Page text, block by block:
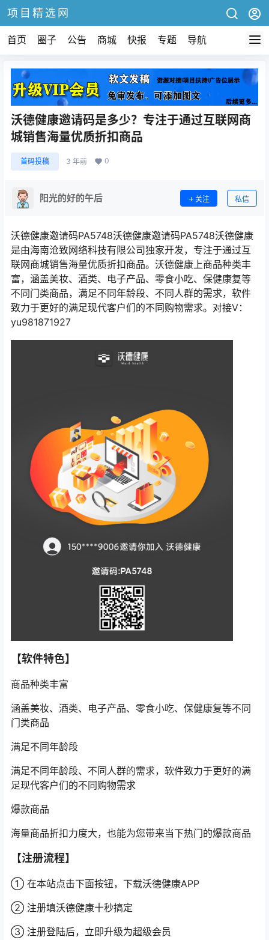
项目精选网
首页 圈子 公告 商城 快报 专题 导航
沃德健康邀请码是多少？专注于通过互联网商
城销售海量优质折扣商品
首码投稿 3 年前 0
阳光的好的午后 关注 私信
沃德健康邀请码PA5748沃德健康邀请码PA5748沃德健康
是由海南沧致网络科技有限公司独家开发，专注于通过互
联网商城销售海量优质折扣商品。沃德健康上商品种类丰
富，涵盖美妆、酒类、电子产品、零食小吃、保健康复等
不同门类商品，满足不同年龄段、不同人群的需求，软件
致力于更好的满足现代客户们的不同购物需求。对接V：
yu981871927
【软件特色】
商品种类丰富
涵盖美妆、酒类、电子产品、零食小吃、保健康复等不同
门类商品
满足不同年龄段
满足不同年龄段、不同人群的需求，软件致力于更好的满
足现代客户们的不同购物需求
爆款商品
海量商品折扣力度大，也能为您带来当下热门的爆款商品
【注册流程】
① 在本站点击下面按钮，下载沃德健康APP
② 注册填沃德健康十秒搞定
③ 注册登陆后，立即升级为超级会员